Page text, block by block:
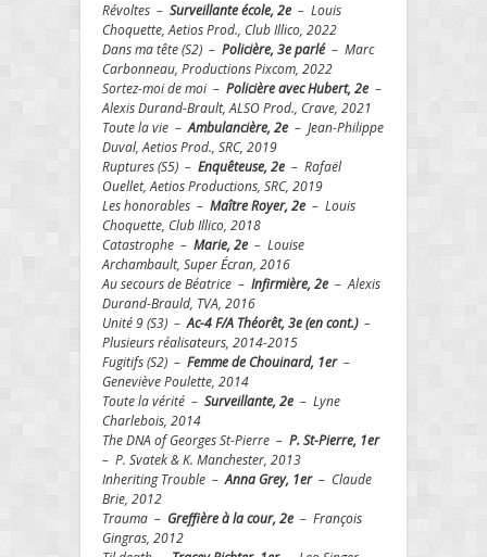
Révoltes – Surveillante école, 2e – Louis
Choquette, Aetios Prod., Club Illico, 2022
Dans ma tête (S2) – Policière, 3e parlé – Marc
Carbonneau, Productions Pixcom, 2022
Sortez-moi de moi – Policière avec Hubert, 2e –
Alexis Durand-Brault, ALSO Prod., Crave, 2021
Toute la vie –Ambulancière, 2e – Jean-Philippe
Duval, Aetios Prod., SRC, 2019
Ruptures (S5) – Enquêteuse, 2e – Rafaël
Ouellet, Aetios Productions, SRC, 2019
Les honorables – Maître Royer, 2e – Louis
Choquette, Club Illico, 2018
Catastrophe – Marie, 2e – Louise
Archambault, Super Écran, 2016
Au secours de Béatrice – Infirmière, 2e – Alexis
Durand-Brauld, TVA, 2016
Unité 9 (S3) –Ac-4 F/A Théorêt, 3e (en cont.) –
Plusieurs réalisateurs, 2014-2015
Fugitifs (S2) – Femme de Chouinard, 1er –
Geneviève Poulette, 2014
Toute la vérité – Surveillante, 2e – Lyne
Charlebois, 2014
The DNA of Georges St-Pierre – P. St-Pierre, 1er
– P. Svatek & K. Manchester, 2013
Inheriting Trouble –Anna Grey, 1er – Claude
Brie, 2012
Trauma – Greffière à la cour, 2e – François
Gingras, 2012